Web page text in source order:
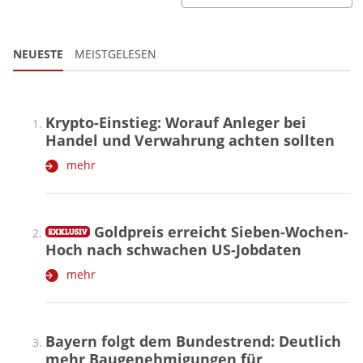
NEUESTE MEISTGELESEN
Krypto-Einstieg: Worauf Anleger bei
Handel und Verwahrung achten sollten
mehr
Goldpreis erreicht Sieben-Wochen-
Hoch nach schwachen US-Jobdaten
mehr
Bayern folgt dem Bundestrend: Deutlich
mehr Baugenehmigungen für